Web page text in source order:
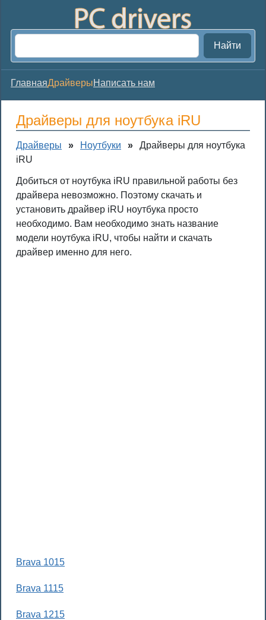
Найти
ГлавнаяДрайверыНаписать нам
Драйверы для ноутбука iRU
Драйверы » Ноутбуки »
Драйверы для ноутбука
iRU
Добиться от ноутбука iRU правильной работы без
драйвера невозможно. Поэтому скачать и
установить драйвер iRU ноутбука просто
необходимо. Вам необходимо знать название
модели ноутбука iRU, чтобы найти и скачать
драйвер именно для него.
Brava 1015
Brava 1115
Brava 1215